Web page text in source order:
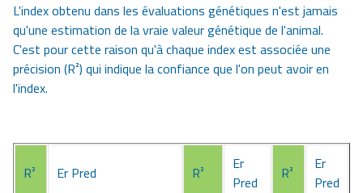
L'index obtenu dans les évaluations génétiques n'est jamais
qu'une estimation de la vraie valeur génétique de l'animal.
C'est pour cette raison qu'à chaque index est associée une
précision (R²) qui indique la confiance que l'on peut avoir en
l'index.
R² Er Pred R²
Er
Pred
R²
Er
Pred